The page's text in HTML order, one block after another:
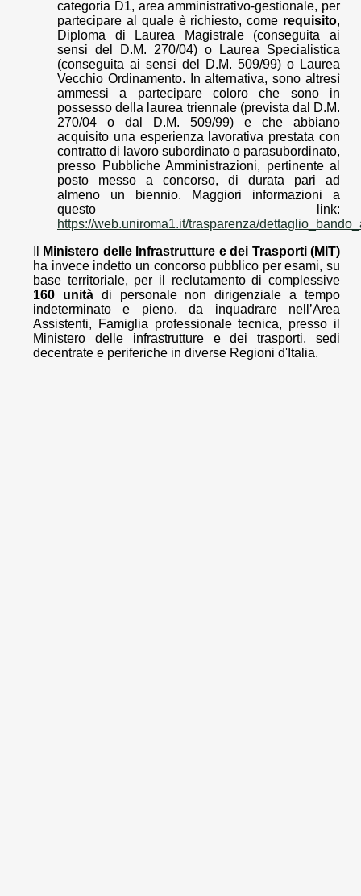
categoria D1, area amministrativo-gestionale, per
partecipare al quale è richiesto, come requisito,
Diploma di Laurea Magistrale (conseguita ai
sensi del D.M. 270/04) o Laurea Specialistica
(conseguita ai sensi del D.M. 509/99) o Laurea
Vecchio Ordinamento. In alternativa, sono altresì
ammessi a partecipare coloro che sono in
possesso della laurea triennale (prevista dal D.M.
270/04 o dal D.M. 509/99) e che abbiano
acquisito una esperienza lavorativa prestata con
contratto di lavoro subordinato o parasubordinato,
presso Pubbliche Amministrazioni, pertinente al
posto messo a concorso, di durata pari ad
almeno un biennio. Maggiori informazioni a
questo link:
https://web.uniroma1.it/trasparenza/
Ministero delle Infrastrutture e dei Trasporti (MIT)
ha invece indetto un concorso pubblico per esami, su
base territoriale, per il reclutamento di complessive
160 unitàdi personale non dirigenziale a tempo
indeterminato e pieno, da inquadrare nell’Area
Assistenti, Famiglia professionale tecnica, presso il
Ministero delle infrastrutture e dei trasporti, sedi
decentrate e periferiche in diverse Regioni d'Italia.